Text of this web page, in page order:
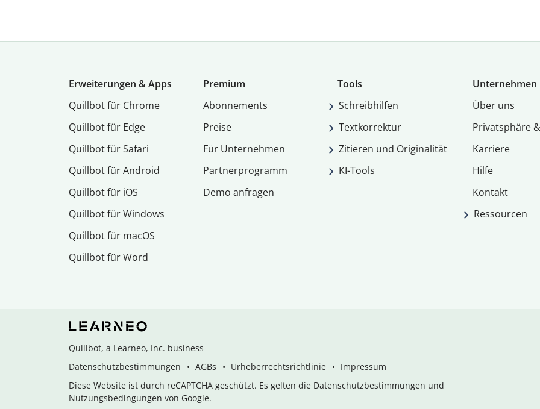
Erweiterungen & Apps
Quillbot für Chrome
Quillbot für Edge
Quillbot für Safari
Quillbot für Android
Quillbot für iOS
Quillbot für Windows
Quillbot für macOS
Quillbot für Word
Premium
Abon­ne­ments
Preise
Für Unternehmen
Partnerprogramm
Demo anfragen
Tools
Schreibhilfen
Textkorrektur
Zitieren und Originalität
KI-Tools
Unternehmen
Über uns
Privatsphäre
Karriere
Hilfe
Kontakt
Ressourcen
Quillbot, a Learneo, Inc. business
Datenschutzbestimmungen
AGBs Urheberrechtsrichtlinie
Impressum
Diese Website ist durch reCAPTCHA geschützt. Es gelten die Datenschutzbestimmungen und
Nutzungsbedingungen von Google.